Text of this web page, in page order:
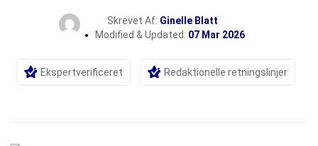
Skrevet Af: Ginelle Blatt
Modified & Updated: 07 Mar 2026
Ekspertverificeret Redaktionelle retningslinjer